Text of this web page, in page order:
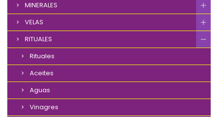
MINERALES
VELAS
RITUALES
Rituales
Aceites
Aguas
Vinagres